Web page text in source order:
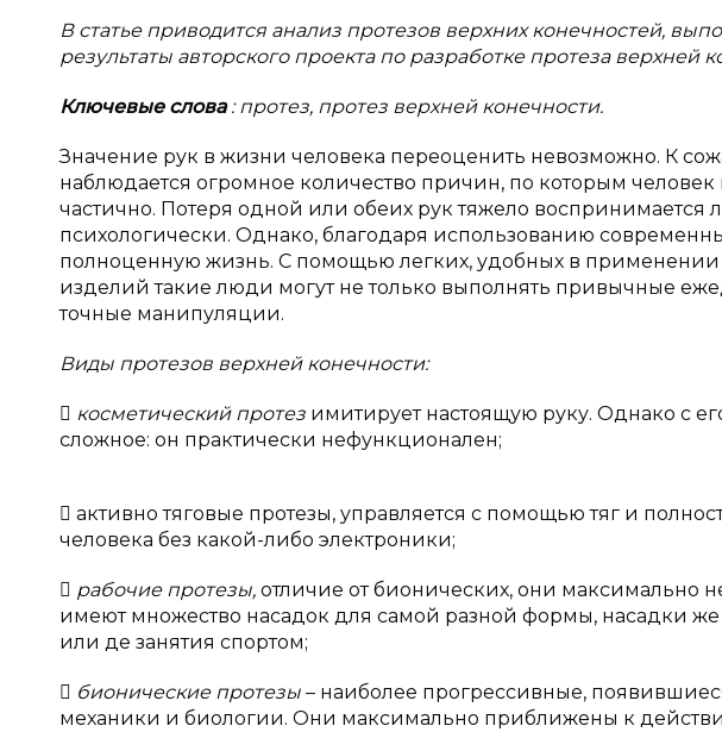
В статье приводится анализ протезов верхних конечностей,
результаты авторского проекта по разработке протеза верхней
Ключевые слова: протез, протез верхней конечности.
Значение рук в жизни человека переоценить невозможно. К
наблюдается огромное количество причин, по которым
частично. Потеря одной или обеих рук тяжело
психологически. Однако, благодаря использованию
полноценную жизнь. С помощью легких, удобных в
изделий такие люди могут не только выполнять привычные
точные манипуляции.
Виды протезов верхней конечности:
 косметический протез имитирует настоящую руку. Однако с
сложное: он практически нефункционален;
 активно тяговые протезы, управляется с помощью тяг и
человека без какой-либо электроники;
 рабочие протезы, отличие от бионических, они максимально
имеют множество насадок для самой разной формы, насадки
или де занятия спортом;
 бионические протезы – наиболее прогрессивные,
механики и биологии. Они максимально приближены к